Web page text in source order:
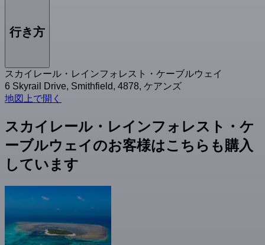
行き方
スカイレール・レインフォレスト・ケーブルウェイ
6 Skyrail Drive, Smithfield, 4878, ケアンズ
地図上で開く
スカイレール・レインフォレスト・ケ
ーブルウェイのお客様はこちらも購入
しています